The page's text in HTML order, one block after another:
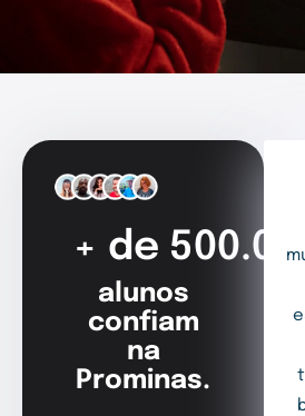
+ de
alunos
confiam
na
Prominas.